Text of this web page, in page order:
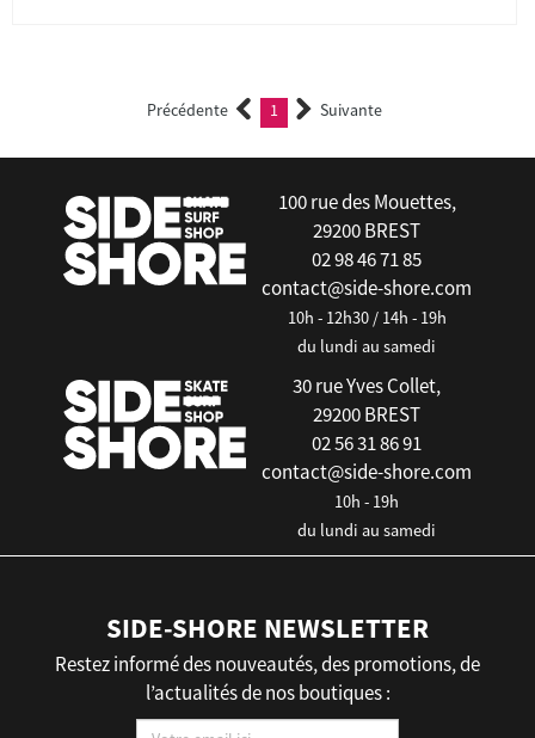
Précédente 1 (current)Suivante
100 rue des Mouettes,
29200 BREST
02 98 46 71 85
contact@side-shore.com
10h - 12h30 / 14h - 19h
du lundi au samedi
30 rue Yves Collet,
29200 BREST
02 56 31 86 91
contact@side-shore.com
10h - 19h
du lundi au samedi
SIDE-SHORE NEWSLETTER
Restez informé des nouveautés, des promotions, de
l’actualités de nos boutiques :